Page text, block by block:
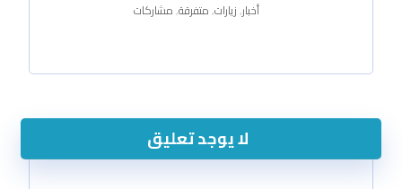
أخبار,زيارات,متفرقة,مشاركات
لا يوجد تعليق